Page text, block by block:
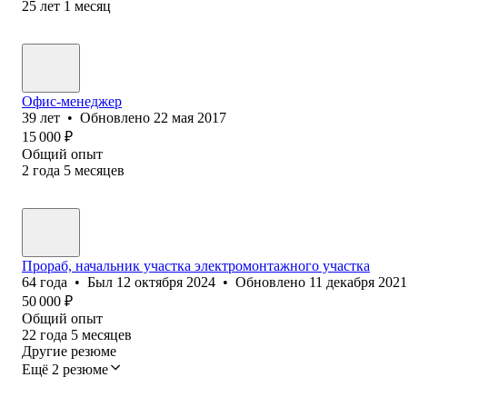
25 лет 1 месяц
Офис-менеджер
39 лет • Обновлено 22 мая 2017
15 000 ₽
Общий опыт
2 года 5 месяцев
Прораб, начальник участка электромонтажного участка
64 года • Был 12 октября 2024 • Обновлено 11 декабря 2021
50 000 ₽
Общий опыт
22 года 5 месяцев
Другие резюме
Ещё 2 резюме